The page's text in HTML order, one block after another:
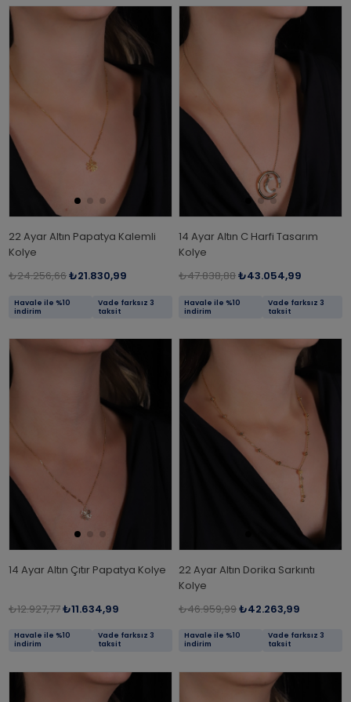
22 Ayar Altın Papatya Kalemli
Kolye
₺24.256,66₺21.830,99
Havale ile %10
indirim
Vade farksız 3
taksit
14 Ayar Altın C Harfi Tasarım
Kolye
₺47.838,88₺43.054,99
Havale ile %10
indirim
Vade farksız 3
taksit
14 Ayar Altın Çıtır Papatya Kolye
₺12.927,77₺11.634,99
Havale ile %10
indirim
Vade farksız 3
taksit
22 Ayar Altın Dorika Sarkıntı
Kolye
₺46.959,99₺42.263,99
Havale ile %10
indirim
Vade farksız 3
taksit